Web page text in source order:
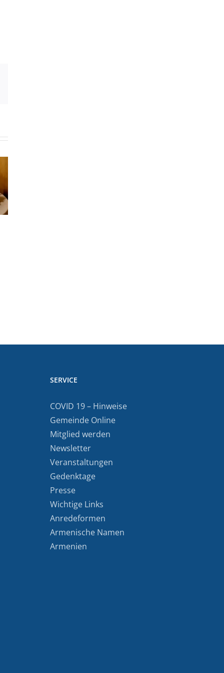
SERVICE
COVID 19 – Hinweise
Gemeinde Online
Mitglied werden
Newsletter
Veranstaltungen
Gedenktage
Presse
Wichtige Links
Anredeformen
Armenische Namen
Armenien